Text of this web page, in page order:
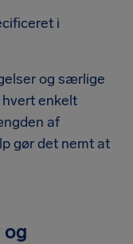
i
og særlige
enkelt
af
gør det nemt at